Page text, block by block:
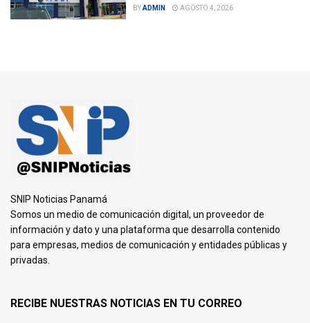
BYADMIN AGOSTO 4, 2026
SNIP Noticias Panamá
Somos un medio de comunicación digital, un proveedor de
información y dato y una plataforma que desarrolla contenido
para empresas, medios de comunicación y entidades públicas y
privadas.
RECIBE NUESTRAS NOTICIAS EN TU CORREO